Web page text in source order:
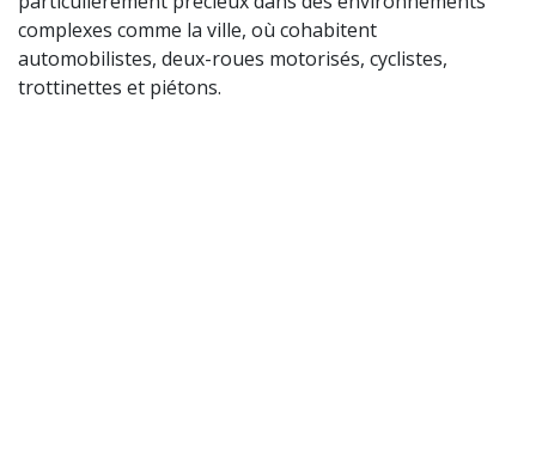
complexes comme la ville, où cohabitent
automobilistes, deux-roues motorisés, cyclistes,
trottinettes et piétons.